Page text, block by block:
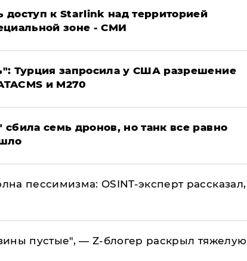
доступ к Starlink над территорией
зоне - СМИ
Турция запросила у США разрешение
и M270
сбила семь дронов, но танк все равно
пессимизма: OSINT-эксперт рассказал,
пустые", — Z-блогер раскрыл тяжелую